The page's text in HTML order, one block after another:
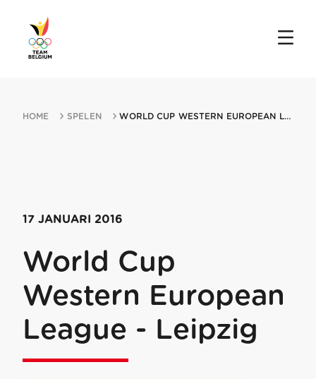
HOME SPELEN WORLD CUP WESTERN EUROPEAN LEAGUE MIN LEIPZIG 17012016 LEIPZIG
17 JANUARI 2016
World Cup
Western European
League - Leipzig